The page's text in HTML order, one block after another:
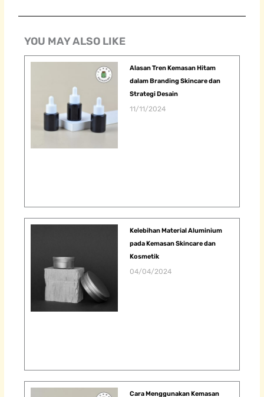
YOU MAY ALSO LIKE
Alasan Tren Kemasan Hitam
dalam Branding Skincare dan
Strategi Desain
11/11/2024
Kelebihan Material Aluminium
pada Kemasan Skincare dan
Kosmetik
04/04/2024
Cara Menggunakan Kemasan